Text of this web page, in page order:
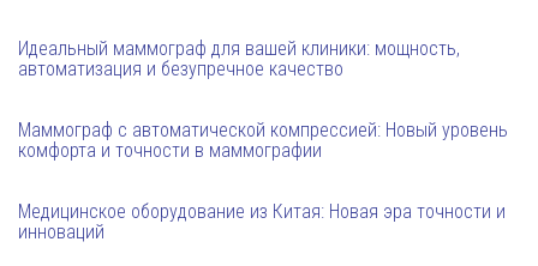
Идеальный маммограф для вашей клиники: мощность,
автоматизация и безупречное качество
Маммограф с автоматической компрессией: Новый уровень
комфорта и точности в маммографии
Медицинское оборудование из Китая: Новая эра точности и
инноваций